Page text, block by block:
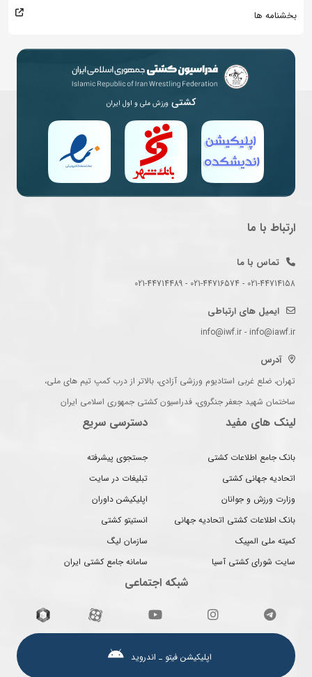
بخشنامه ها
کشتی ورزش ملی و اول ایران
ارتباط با ما
تماس با ما
021-44714158 - 021-44716574 - 021-44714489
ایمیل های ارتباطی
info@iwf.ir - info@iawf.ir
آدرس
تهران، ضلع غربی استادیوم ورزشی آزادی، بالاتر از درب کمپ تیم های ملی،
ساختمان شهید جعفر جنگروی، فدراسیون کشتی جمهوری اسلامی ایران
لینک های مفید
بانک جامع اطلاعات کشتی
اتحادیه جهانی کشتی
وزارت ورزش و جوانان
بانک اطلاعات کشتی اتحادیه جهانی
کمیته ملی المپیک
سایت شورای کشتی آسیا
دسترسی سریع
جستجوی پیشرفته
تبلیغات در سایت
اپلیکیشن داوران
انستیتو کشتی
سازمان لیگ
سامانه جامع کشتی ایران
شبکه اجتماعی
اپلیکیشن فیتو ـ اندروید